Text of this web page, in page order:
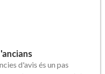
d'avis és un pas